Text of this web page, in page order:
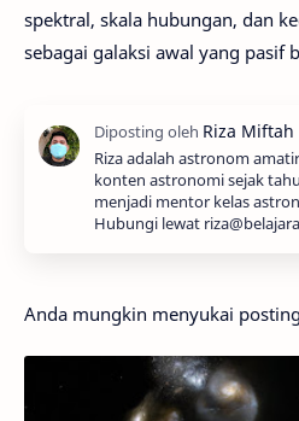
spektral, skala hubungan, dan
sebagai galaksi awal yang pasif
Riza adalah astronom
konten astronomi sejak
menjadi mentor kelas
Hubungi lewat
Anda mungkin menyukai